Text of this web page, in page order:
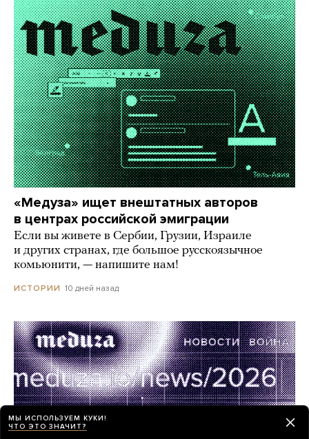
«Медуза» ищет внештатных авторов
в центрах российской эмиграции
Если вы живете в Сербии, Грузии, Израиле
и других странах, где большое русскоязычное
комьюнити, — напишите нам!
ИСТОРИИ 10 дней назад
МЫ ИСПОЛЬЗУЕМ КУКИ!
ЧТО ЭТО ЗНАЧИТ?